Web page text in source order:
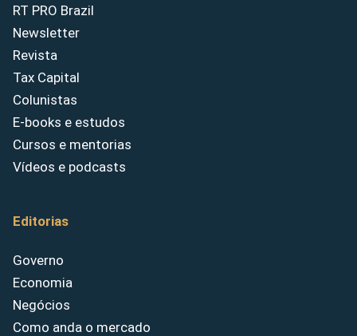
RT PRO Brazil
Newsletter
Revista
Tax Capital
Colunistas
E-books e estudos
Cursos e mentorias
Vídeos e podcasts
Editorias
Governo
Economia
Negócios
Como anda o mercado